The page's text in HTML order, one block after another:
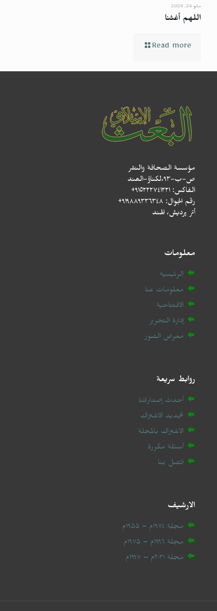
مايو 24, 2026
اللهم أغثنا
Read more
مؤسسة الصحافة والنشر
ص-ب-۹۳،لکناؤ-الھند
الفاكس: ٩١٥٢٢٢٧٤١٢٢١+
رقم الجوال: ٩١٩٨٨٩٣٣٦٣٤٨+
أتر پردیش، الهند
معلومات
الرئيسية
معلومات عنا
الافتتاحية
إدارة التحرير
معرض الصور
روابط سريعة
أحدث إصداراتنا
تجديد الاشتراك
الاشتراك بالمجلة
أسئلة مكررة
اتصل بنا
الارشيف
مجلة ۱۹۷٤م – ۱۹۵۵م
مجلة ۱۹۹٦م – ۱۹۷۵م
مجلة ۲۰ ۲۱ م – ۱۹۹۷م